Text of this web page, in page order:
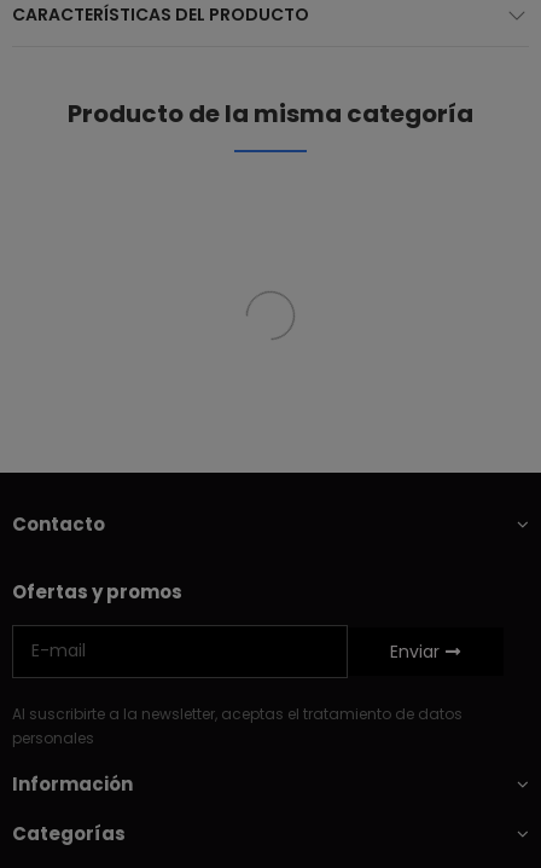
CARACTERÍSTICAS DEL PRODUCTO
Producto de la misma categoría
Contacto
Ofertas y promos
Enviar
Al suscribirte a la newsletter, aceptas el tratamiento de datos
personales
Información
Categorías